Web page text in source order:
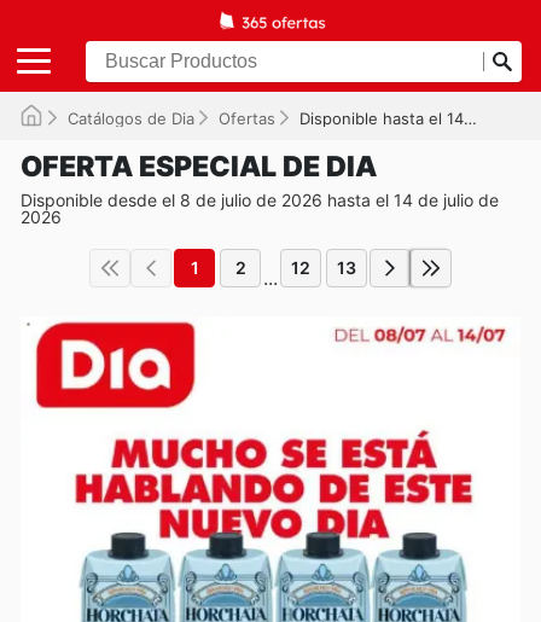
Catálogos de Dia Ofertas Disponible hasta el 14/07/2026
OFERTA ESPECIAL DE DIA
Disponible desde el 8 de julio de 2026 hasta el 14 de julio de
2026
1 2 ... 12 13